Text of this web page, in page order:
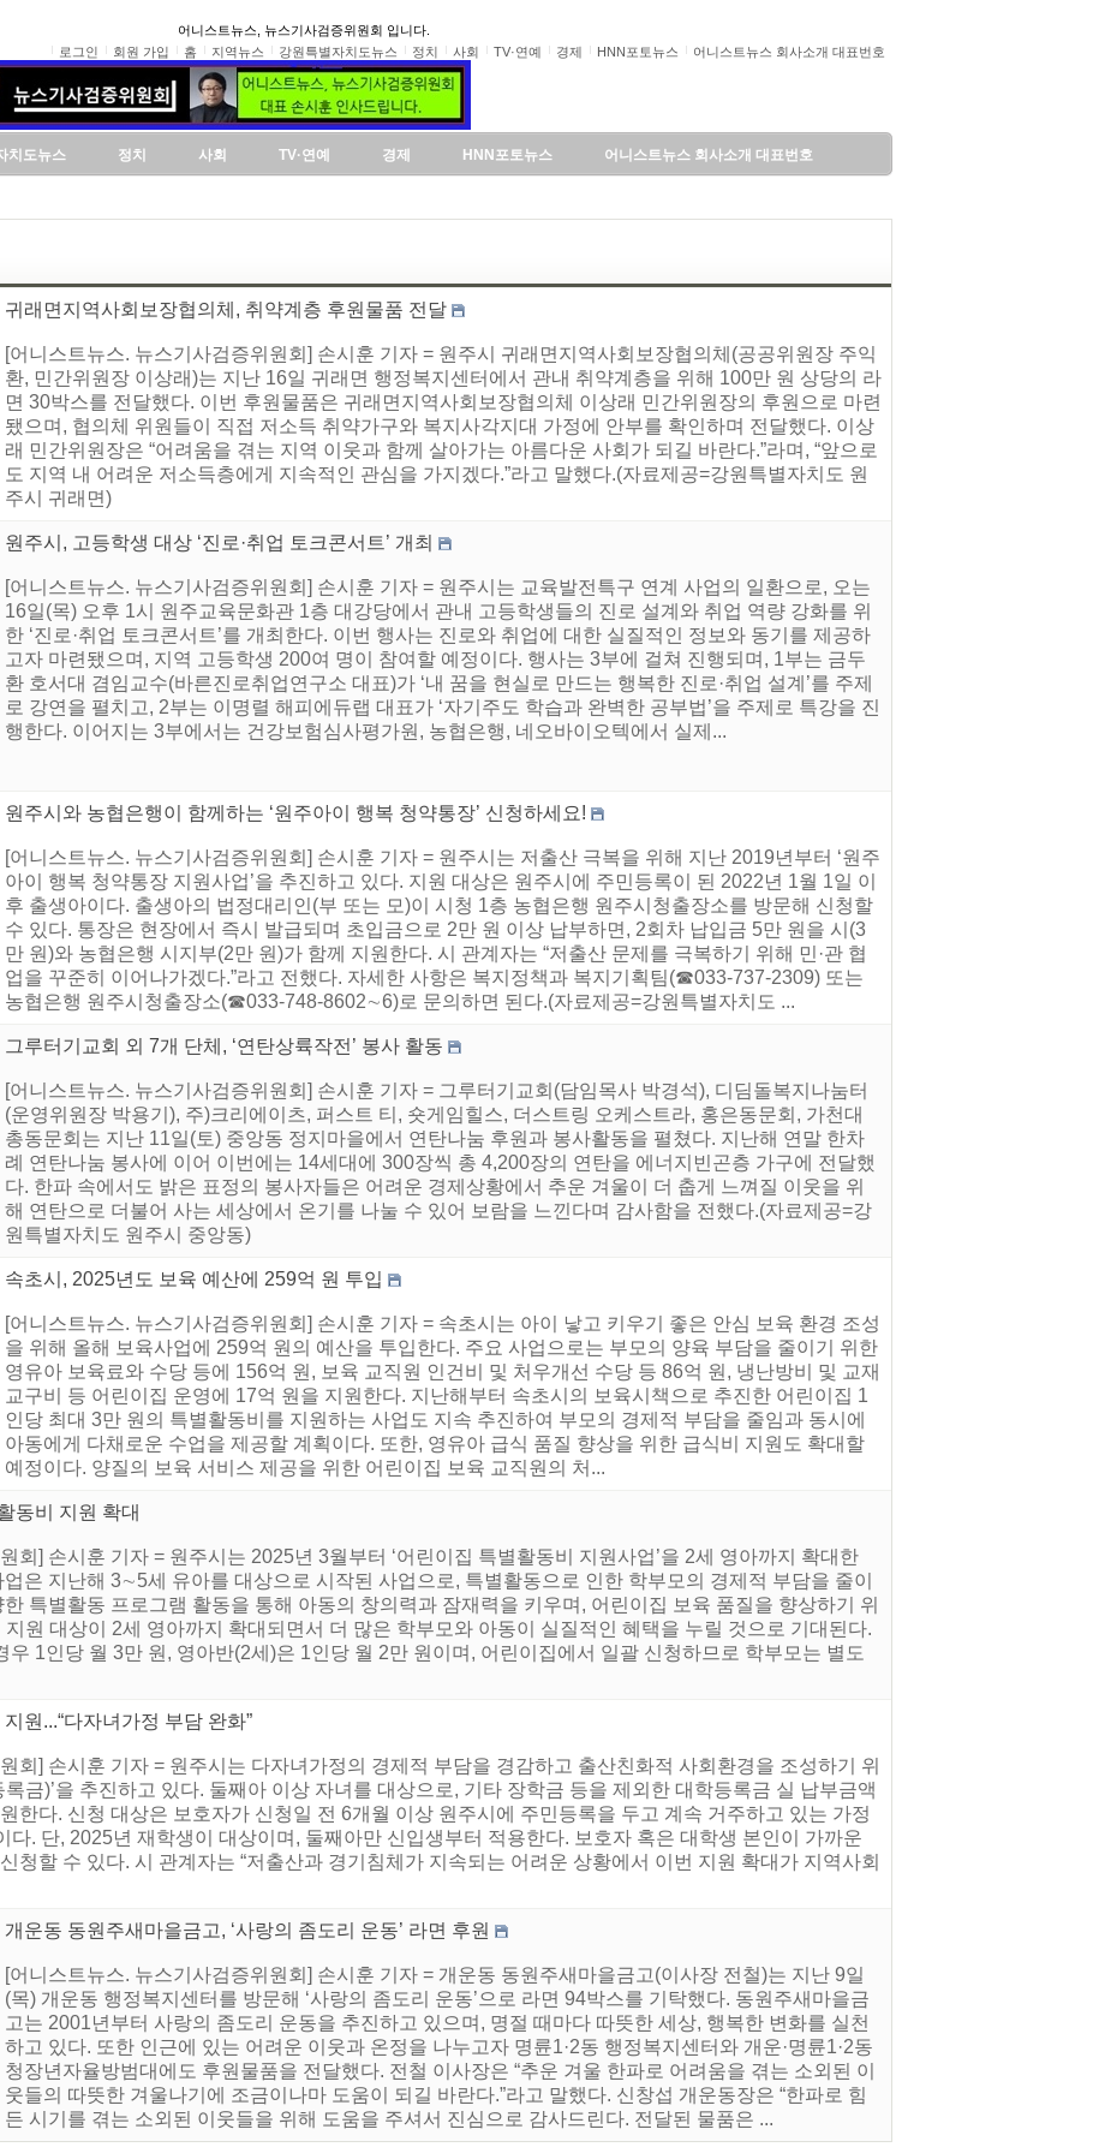
어니스트뉴스, 뉴스기사검증위원회 입니다.
로그인
회원 가입 홈 지역뉴스 강원특별자치도뉴스 정치 사회 TV·연예 경제 HNN포토뉴스 어니스트뉴스 회사소개 대표번호
치도뉴스 정치 사회 TV·연예 경제 HNN포토뉴스 어니스트뉴스 회사소개 대표번호
귀래면지역사회보장협의체, 취약계층 후원물품 전달
[어니스트뉴스. 뉴스기사검증위원회] 손시훈 기자 = 원주시 귀래면지역사회보장협의체(공공위원장 주익
환, 민간위원장 이상래)는 지난 16일 귀래면 행정복지센터에서 관내 취약계층을 위해 100만 원 상당의 라
면 30박스를 전달했다. 이번 후원물품은 귀래면지역사회보장협의체 이상래 민간위원장의 후원으로 마련
됐으며, 협의체 위원들이 직접 저소득 취약가구와 복지사각지대 가정에 안부를 확인하며 전달했다. 이상
래 민간위원장은 “어려움을 겪는 지역 이웃과 함께 살아가는 아름다운 사회가 되길 바란다.”라며, “앞으로
도 지역 내 어려운 저소득층에게 지속적인 관심을 가지겠다.”라고 말했다.(자료제공=강원특별자치도 원
주시 귀래면)
원주시, 고등학생 대상 ‘진로·취업 토크콘서트’ 개최
[어니스트뉴스. 뉴스기사검증위원회] 손시훈 기자 = 원주시는 교육발전특구 연계 사업의 일환으로, 오는
16일(목) 오후 1시 원주교육문화관 1층 대강당에서 관내 고등학생들의 진로 설계와 취업 역량 강화를 위
한 ‘진로·취업 토크콘서트’를 개최한다. 이번 행사는 진로와 취업에 대한 실질적인 정보와 동기를 제공하
고자 마련됐으며, 지역 고등학생 200여 명이 참여할 예정이다. 행사는 3부에 걸쳐 진행되며, 1부는 금두
환 호서대 겸임교수(바른진로취업연구소 대표)가 ‘내 꿈을 현실로 만드는 행복한 진로·취업 설계’를 주제
로 강연을 펼치고, 2부는 이명렬 해피에듀랩 대표가 ‘자기주도 학습과 완벽한 공부법’을 주제로 특강을 진
행한다. 이어지는 3부에서는 건강보험심사평가원, 농협은행, 네오바이오텍에서 실제...
원주시와 농협은행이 함께하는 ‘원주아이 행복 청약통장’ 신청하세요!
[어니스트뉴스. 뉴스기사검증위원회] 손시훈 기자 = 원주시는 저출산 극복을 위해 지난 2019년부터 ‘원주
아이 행복 청약통장 지원사업’을 추진하고 있다. 지원 대상은 원주시에 주민등록이 된 2022년 1월 1일 이
후 출생아이다. 출생아의 법정대리인(부 또는 모)이 시청 1층 농협은행 원주시청출장소를 방문해 신청할
수 있다. 통장은 현장에서 즉시 발급되며 초입금으로 2만 원 이상 납부하면, 2회차 납입금 5만 원을 시(3
만 원)와 농협은행 시지부(2만 원)가 함께 지원한다. 시 관계자는 “저출산 문제를 극복하기 위해 민·관 협
업을 꾸준히 이어나가겠다.”라고 전했다. 자세한 사항은 복지정책과 복지기획팀(☎033-737-2309) 또는
농협은행 원주시청출장소(☎033-748-8602∼6)로 문의하면 된다.(자료제공=강원특별자치도 ...
그루터기교회 외 7개 단체, ‘연탄상륙작전’ 봉사 활동
[어니스트뉴스. 뉴스기사검증위원회] 손시훈 기자 = 그루터기교회(담임목사 박경석), 디딤돌복지나눔터
(운영위원장 박용기), 주)크리에이츠, 퍼스트 티, 숏게임힐스, 더스트링 오케스트라, 홍은동문회, 가천대
총동문회는 지난 11일(토) 중앙동 정지마을에서 연탄나눔 후원과 봉사활동을 펼쳤다. 지난해 연말 한차
례 연탄나눔 봉사에 이어 이번에는 14세대에 300장씩 총 4,200장의 연탄을 에너지빈곤층 가구에 전달했
다. 한파 속에서도 밝은 표정의 봉사자들은 어려운 경제상황에서 추운 겨울이 더 춥게 느껴질 이웃을 위
해 연탄으로 더불어 사는 세상에서 온기를 나눌 수 있어 보람을 느낀다며 감사함을 전했다.(자료제공=강
원특별자치도 원주시 중앙동)
속초시, 2025년도 보육 예산에 259억 원 투입
[어니스트뉴스. 뉴스기사검증위원회] 손시훈 기자 = 속초시는 아이 낳고 키우기 좋은 안심 보육 환경 조성
을 위해 올해 보육사업에 259억 원의 예산을 투입한다. 주요 사업으로는 부모의 양육 부담을 줄이기 위한
영유아 보육료와 수당 등에 156억 원, 보육 교직원 인건비 및 처우개선 수당 등 86억 원, 냉난방비 및 교재
교구비 등 어린이집 운영에 17억 원을 지원한다. 지난해부터 속초시의 보육시책으로 추진한 어린이집 1
인당 최대 3만 원의 특별활동비를 지원하는 사업도 지속 추진하여 부모의 경제적 부담을 줄임과 동시에
아동에게 다채로운 수업을 제공할 계획이다. 또한, 영유아 급식 품질 향상을 위한 급식비 지원도 확대할
예정이다. 양질의 보육 서비스 제공을 위한 어린이집 보육 교직원의 처...
동비 지원 확대
회] 손시훈 기자 = 원주시는 2025년 3월부터 ‘어린이집 특별활동비 지원사업’을 2세 영아까지 확대한
은 지난해 3∼5세 유아를 대상으로 시작된 사업으로, 특별활동으로 인한 학부모의 경제적 부담을 줄이
특별활동 프로그램 활동을 통해 아동의 창의력과 잠재력을 키우며, 어린이집 보육 품질을 향상하기 위
원 대상이 2세 영아까지 확대되면서 더 많은 학부모와 아동이 실질적인 혜택을 누릴 것으로 기대된다.
1인당 월 3만 원, 영아반(2세)은 1인당 월 2만 원이며, 어린이집에서 일괄 신청하므로 학부모는 별도
원...“다자녀가정 부담 완화”
회] 손시훈 기자 = 원주시는 다자녀가정의 경제적 부담을 경감하고 출산친화적 사회환경을 조성하기 위
금)’을 추진하고 있다. 둘째아 이상 자녀를 대상으로, 기타 장학금 등을 제외한 대학등록금 실 납부금액
한다. 신청 대상은 보호자가 신청일 전 6개월 이상 원주시에 주민등록을 두고 계속 거주하고 있는 가정
다. 단, 2025년 재학생이 대상이며, 둘째아만 신입생부터 적용한다. 보호자 혹은 대학생 본인이 가까운
청할 수 있다. 시 관계자는 “저출산과 경기침체가 지속되는 어려운 상황에서 이번 지원 확대가 지역사회
개운동 동원주새마을금고, ‘사랑의 좀도리 운동’ 라면 후원
[어니스트뉴스. 뉴스기사검증위원회] 손시훈 기자 = 개운동 동원주새마을금고(이사장 전철)는 지난 9일
(목) 개운동 행정복지센터를 방문해 ‘사랑의 좀도리 운동’으로 라면 94박스를 기탁했다. 동원주새마을금
고는 2001년부터 사랑의 좀도리 운동을 추진하고 있으며, 명절 때마다 따뜻한 세상, 행복한 변화를 실천
하고 있다. 또한 인근에 있는 어려운 이웃과 온정을 나누고자 명륜1·2동 행정복지센터와 개운·명륜1·2동
청장년자율방범대에도 후원물품을 전달했다. 전철 이사장은 “추운 겨울 한파로 어려움을 겪는 소외된 이
웃들의 따뜻한 겨울나기에 조금이나마 도움이 되길 바란다.”라고 말했다. 신창섭 개운동장은 “한파로 힘
든 시기를 겪는 소외된 이웃들을 위해 도움을 주셔서 진심으로 감사드린다. 전달된 물품은 ...